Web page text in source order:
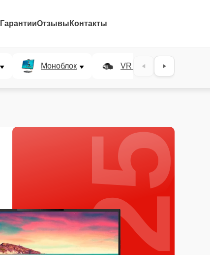
ГарантииОтзывы Контакты
Моноблок VR система
25%